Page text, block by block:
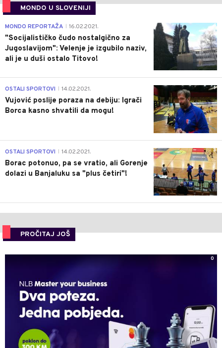
MONDO U SLOVENIJI
4
MONDO REPORTAŽA 16.02.2021.
"Socijalističko čudo nostalgično za
Jugoslavijom": Velenje je izgubilo naziv,
ali je u duši ostalo Titovo!
1
OSTALI SPORTOVI 14.02.2021.
Vujović poslije poraza na debiju: Igrači
Borca kasno shvatili da mogu!
3
OSTALI SPORTOVI 14.02.2021.
Borac potonuo, pa se vratio, ali Gorenje
dolazi u Banjaluku sa "plus četiri"!
PROČITAJ JOŠ
0